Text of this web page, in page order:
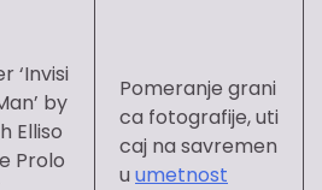
‘Invisi
by
Elliso
Prolo
Pomeranje grani
ca fotografije, uti
caj na savremen
u umetnost